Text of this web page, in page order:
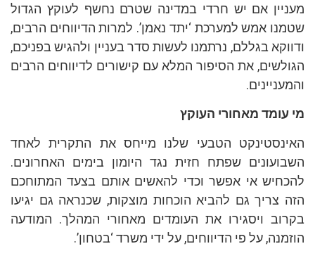
מעניין אם יש חרדי במדינה שטרם נחשף לעוקץ הגדול
שטמנו אמש למערכת ‘יתד נאמן’. למרות הדיווחים הרבים,
ודווקא בגללם, נרתמנו לעשות סדר בעניין ולהגיש בפניכם,
הגולשים, את הסיפור המלא עם קישורים לדיווחים הרבים
והמעניינים.
מי עומד מאחורי העוקץ
האינסטינקט הטבעי שלנו מייחס את התקרית לאחד
השבועונים שפתח חזית נגד היומון בימים האחרונים.
להכחיש אי אפשר וכדי להאשים אותם בצעד המתוחכם
הזה צריך גם להביא הוכחות מוצקות, שכנראה גם יגיעו
בקרוב ויסגירו את העומדים מאחורי המהלך. המודעה
הוזמנה, על פי הדיווחים, על ידי משרד ‘בטחון’.